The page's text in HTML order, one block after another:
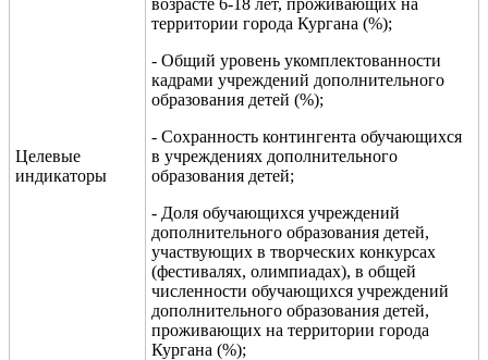
Целевые
индикаторы
территории города Кургана (%);
- Общий уровень укомплектованности
кадрами учреждений дополнительного
образования детей (%);
- Сохранность контингента обучающихся
в учреждениях дополнительного
образования детей;
- Доля обучающихся учреждений
дополнительного образования детей,
участвующих в творческих конкурсах
(фестивалях, олимпиадах), в общей
численности обучающихся учреждений
дополнительного образования детей,
проживающих на территории города
Кургана (%);